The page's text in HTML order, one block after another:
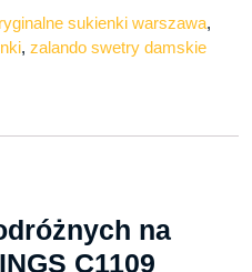
sukienki warszawa,
, zalando swetry damskie
na
C1109